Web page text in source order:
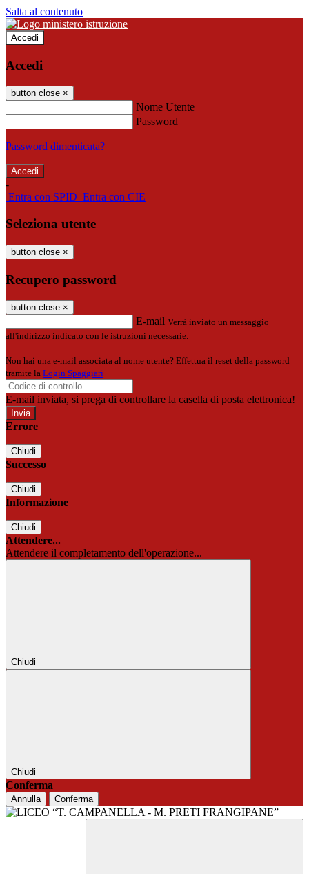
Salta al contenuto
Accedi
Accedi
button close ×
Nome Utente
Password
Password dimenticata?
-
Entra con SPID Entra con CIE
Seleziona utente
button close ×
Recupero password
button close ×
E-mail Verrà inviato un messaggio
all'indirizzo indicato con le istruzioni necessarie.
Non hai una e-mail associata al nome utente? Effettua il reset della password
tramite la Login Spaggiari
E-mail inviata, si prega di controllare la casella di posta elettronica!
Errore
Chiudi
Successo
Chiudi
Informazione
Chiudi
Attendere...
Attendere il completamento dell'operazione...
Chiudi
Chiudi
Conferma
Annulla Conferma